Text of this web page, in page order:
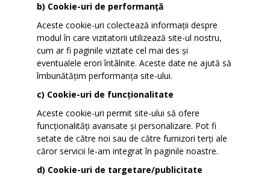
b) Cookie-uri de performanță
Aceste cookie-uri colectează informații despre
modul în care vizitatorii utilizează site-ul nostru,
cum ar fi paginile vizitate cel mai des și
eventualele erori întâlnite. Aceste date ne ajută să
îmbunătățim performanța site-ului.
c) Cookie-uri de funcționalitate
Aceste cookie-uri permit site-ului să ofere
funcționalități avansate și personalizare. Pot fi
setate de către noi sau de către furnizori terți ale
căror servicii le-am integrat în paginile noastre.
d) Cookie-uri de targetare/publicitate